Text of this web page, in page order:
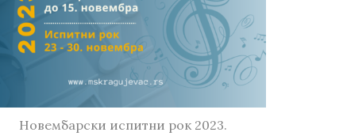
Новембарски испитни рок 2023.